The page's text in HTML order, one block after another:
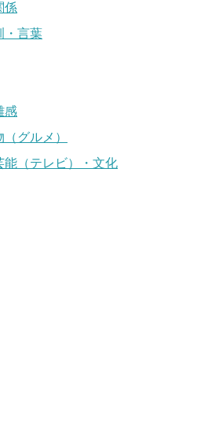
係
・言葉
感
グルメ）
能（テレビ）・文化